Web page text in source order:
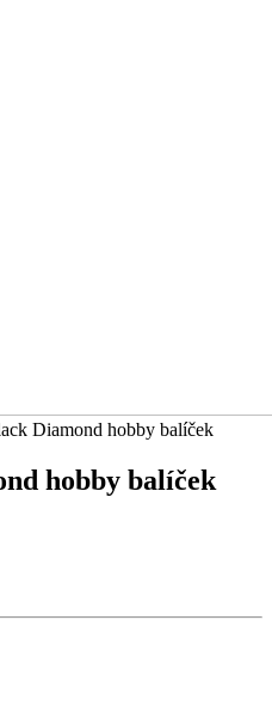
Diamond hobby balíček
hobby balíček